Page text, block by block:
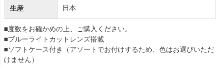
生産 日本
■度数をお確かめの上、ご購入ください。
■ブルーライトカットレンズ搭載
■ソフトケース付き（アソートでお付けするため、色はお選びいただ
けません）